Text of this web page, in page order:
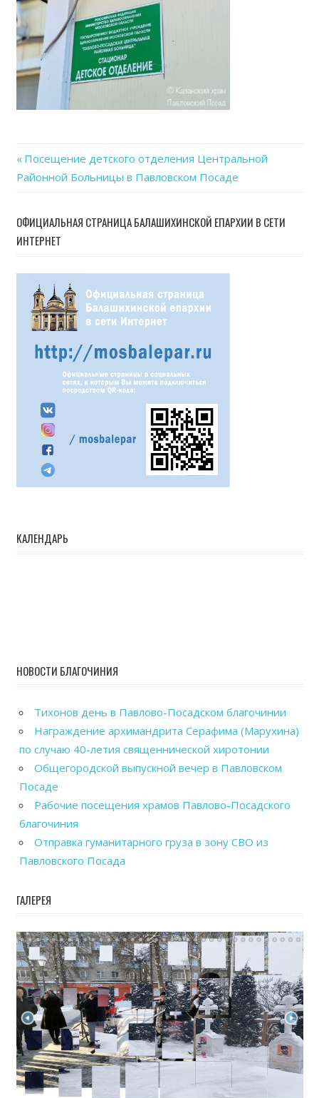
Навигация
записям
Previous
Post:
Посещение детского отделения Центральной
Районной Больницы в Павловском Посаде
ОФИЦИАЛЬНАЯ СТРАНИЦА БАЛАШИХИНСКОЙ ЕПАРХИИ В СЕТИ
ИНТЕРНЕТ
КАЛЕНДАРЬ
НОВОСТИ БЛАГОЧИНИЯ
Тихонов день в Павлово-Посадском благочинии
Награждение архимандрита Серафима (Марухина)
по случаю 40-летия священнической хиротонии
Общегородской выпускной вечер в Павловском
Посаде
Рабочие посещения храмов Павлово-Посадского
благочиния
Отправка гуманитарного груза в зону СВО из
Павловского Посада
ГАЛЕРЕЯ